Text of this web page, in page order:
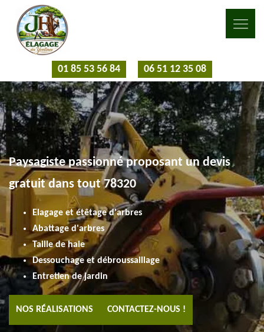
01 85 53 56 84 06 51 12 35 08
Paysagiste passionné proposant un devis
gratuit dans tout 78320
Elagage et étêtage d'arbres
Abattage d'arbres
Taille de haie
Dessouchage et débroussaillage
Entretien de jardin
NOS RÉALISATIONS CONTACTEZ-NOUS !